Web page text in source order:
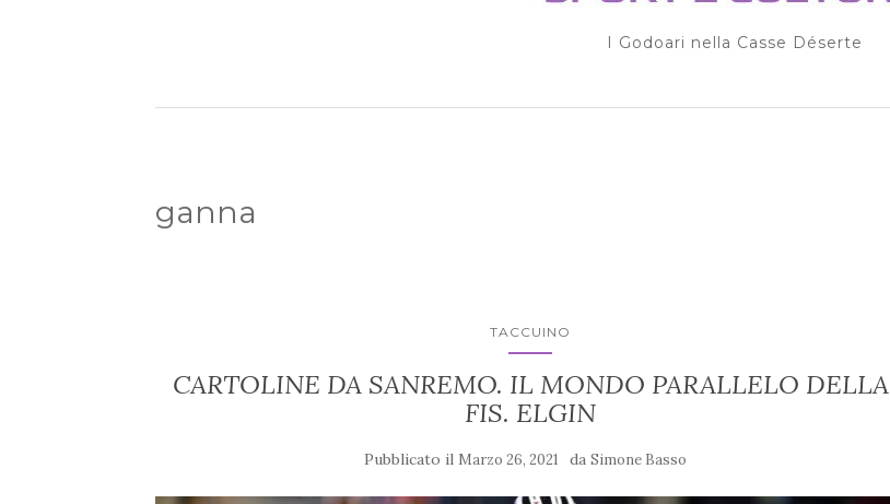
I Godoari nella Casse Déserte
ganna
TACCUINO
CARTOLINE DA SANREMO. IL MONDO PARALLELO DELLA
FIS. ELGIN
Pubblicato il Marzo 26, 2021 da Simone Basso